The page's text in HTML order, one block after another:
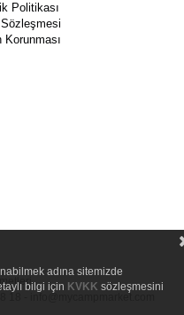
Politikası
Korunması
adına sitemizde
bilgi için KVKK sözleşmesini